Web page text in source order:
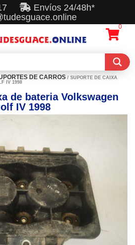
Envíos 24/48h*
0
DE CARROS / SUPORTE DE CAIXA
IV 1998
de bateria Volkswagen
IV 1998